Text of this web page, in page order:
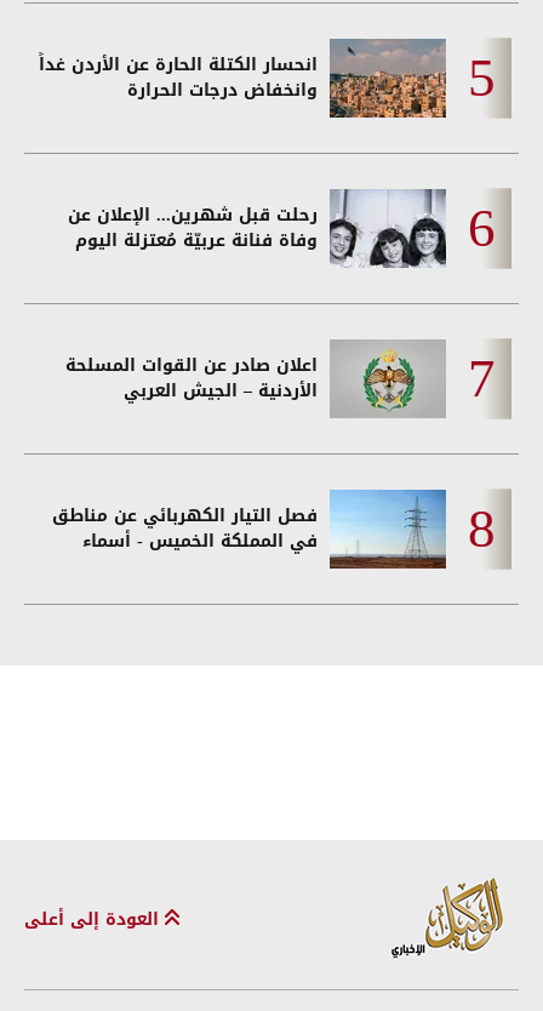
انحسار الكتلة الحارة عن الأردن غداً
وانخفاض درجات الحرارة
رحلت قبل شهرين... الإعلان عن
وفاة فنانة عربيّة مُعتزلة اليوم
اعلان صادر عن القوات المسلحة
الأردنية – الجيش العربي
فصل التيار الكهربائي عن مناطق
في المملكة الخميس - أسماء
العودة إلى أعلى